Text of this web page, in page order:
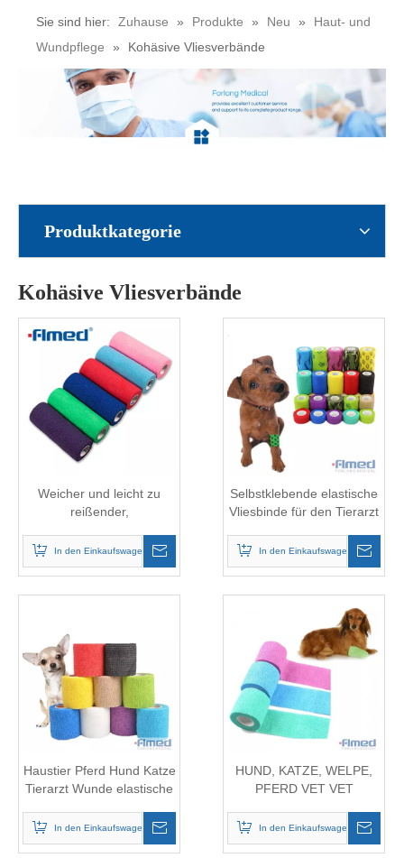
Sie sind hier: Zuhause » Produkte » Neu »
Haut- und
Wundpflege
» Kohäsive Vliesverbände
Produktkategorie
Kohäsive Vliesverbände
Weicher und leicht zu
reißender,
Vliesverband
In den Einkaufswagen
Selbstklebende elastische
Vliesbinde für den Tierarzt
In den Einkaufswagen
Haustier Pferd Hund Katze
Tierarzt Wunde elastische
selbstklebendes
Wickelband
In den Einkaufswagen
HUND, KATZE, WELPE,
PFERD VET VET
BANDWICKELBAND
In den Einkaufswagen